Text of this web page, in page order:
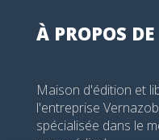
À PROPOS
Maison d'édition et
l'entreprise
spécialisée dans le